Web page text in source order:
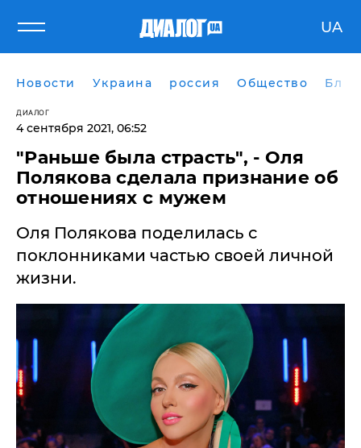
UA
Новости Украина россия Общество
ДИАЛОГ
4 сентября 2021, 06:52
"Раньше была страсть", - Оля
Полякова сделала признание об
отношениях с мужем
Оля Полякова поделилась с
поклонниками частью своей личной
жизни.